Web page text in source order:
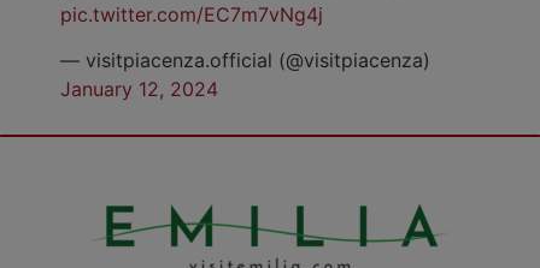
pic.twitter.com/EC7m7vNg4j
— visitpiacenza.official (@visitpiacenza)
January 12, 2024